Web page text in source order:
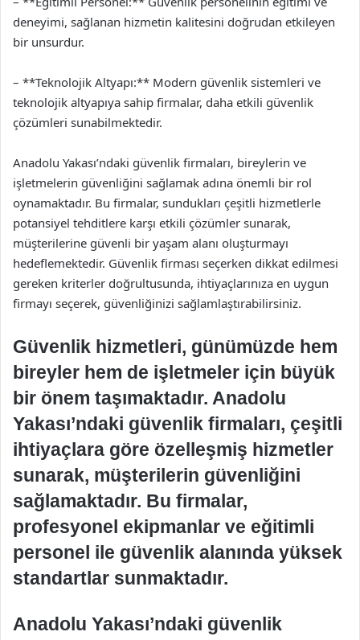
deneyimi, sağlanan hizmetin kalitesini doğrudan etkileyen
bir unsurdur.
– **Teknolojik Altyapı:** Modern güvenlik sistemleri ve
teknolojik altyapıya sahip firmalar, daha etkili güvenlik
çözümleri sunabilmektedir.
Anadolu Yakası’ndaki güvenlik firmaları, bireylerin ve
işletmelerin güvenliğini sağlamak adına önemli bir rol
oynamaktadır. Bu firmalar, sundukları çeşitli hizmetlerle
potansiyel tehditlere karşı etkili çözümler sunarak,
müşterilerine güvenli bir yaşam alanı oluşturmayı
hedeflemektedir. Güvenlik firması seçerken dikkat edilmesi
gereken kriterler doğrultusunda, ihtiyaçlarınıza en uygun
firmayı seçerek, güvenliğinizi sağlamlaştırabilirsiniz.
Güvenlik hizmetleri, günümüzde hem
bireyler hem de işletmeler için büyük
bir önem taşımaktadır. Anadolu
Yakası’ndaki güvenlik firmaları, çeşitli
ihtiyaçlara göre özelleşmiş hizmetler
sunarak, müşterilerin güvenliğini
sağlamaktadır. Bu firmalar,
profesyonel ekipmanlar ve eğitimli
personel ile güvenlik alanında yüksek
standartlar sunmaktadır.
Anadolu Yakası’ndaki güvenlik